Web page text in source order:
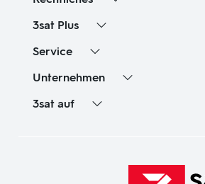
3sat Plus
Service
Unternehmen
3sat auf